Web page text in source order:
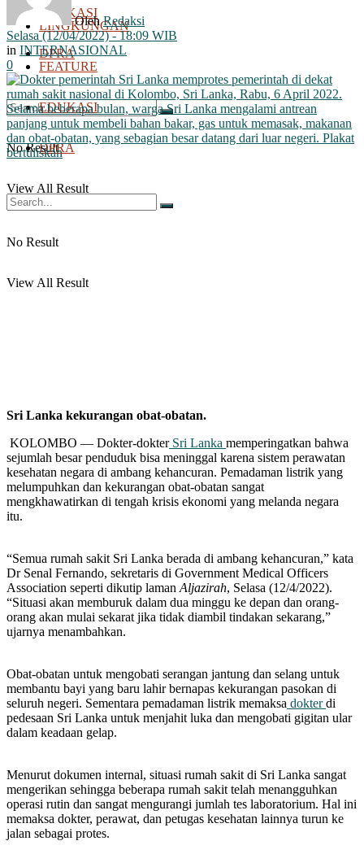
EDUKASI
DPRA
No Result
View All Result
LINGKUNGAN
FEATURE
EDUKASI
DPRA
No Result
View All Result
Oleh Redaksi
Selasa (12/04/2022) - 18:09 WIB
in INTERNASIONAL
0
Sri Lanka kekurangan obat-obatan.
KOLOMBO — Dokter-dokterSri Lanka memperingatkan bahwa
sejumlah besar penduduk bisa meninggal karena sistem perawatan
kesehatan negara di ambang kehancuran. Pemadaman listrik yang
melumpuhkan dan kekurangan obat-obatan sangat
mengkhawatirkan di tengah krisis ekonomi yang melanda negara
itu.
“Semua rumah sakit Sri Lanka berada di ambang kehancuran,” kata
Dr Senal Fernando, sekretaris di Government Medical Officers
Association seperti dikutip laman Aljazirah, Selasa (12/4/2022).
“Situasi akan memburuk dalam dua minggu ke depan dan orang-
orang akan mulai sekarat jika tidak diambil tindakan sekarang,”
ujarnya menambahkan.
Obat-obatan untuk mengobati serangan jantung dan selang untuk
membantu bayi yang baru lahir bernapas kekurangan pasokan di
seluruh negeri. Sementara pemadaman listrik memaksa dokterdi
pedesaan Sri Lanka untuk menjahit luka dan mengobati gigitan ular
dalam keadaan gelap.
Menurut dokumen internal, situasi rumah sakit di Sri Lanka sangat
mengerikan sehingga beberapa rumah sakit telah menangguhkan
operasi rutin dan sangat mengurangi jumlah tes laboratorium. Hal ini
memaksa dokter, perawat, dan petugas kesehatan lainnya turun ke
jalan sebagai protes.